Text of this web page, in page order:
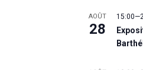
AOÛT
28
15:00—